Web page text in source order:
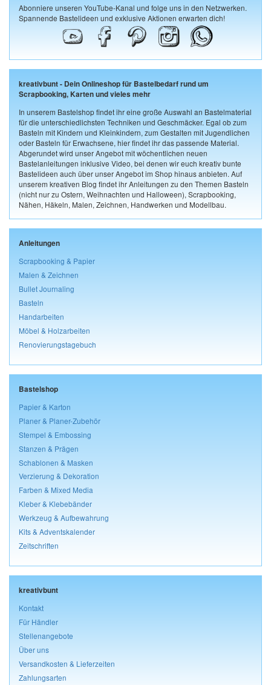
Abonniere unseren YouTube-Kanal und folge uns in den Netzwerken.
Spannende Bastelideen und exklusive Aktionen erwarten dich!
kreativbunt - Dein Onlineshop für Bastelbedarf rund um
Scrapbooking, Karten und vieles mehr
In unserem Bastelshop findet ihr eine große Auswahl an Bastelmaterial
für die unterschiedlichsten Techniken und Geschmäcker. Egal ob zum
Basteln mit Kindern und Kleinkindern, zum Gestalten mit Jugendlichen
oder Basteln für Erwachsene, hier findet ihr das passende Material.
Abgerundet wird unser Angebot mit wöchentlichen neuen
Bastelanleitungen inklusive Video, bei denen wir euch kreativ bunte
Bastelideen auch über unser Angebot im Shop hinaus anbieten. Auf
unserem kreativen Blog findet ihr Anleitungen zu den Themen Basteln
(nicht nur zu Ostern, Weihnachten und Halloween), Scrapbooking,
Nähen, Häkeln, Malen, Zeichnen, Handwerken und Modellbau.
Anleitungen
Scrapbooking & Papier
Malen & Zeichnen
Bullet Journaling
Basteln
Handarbeiten
Möbel & Holzarbeiten
Renovierungstagebuch
Bastelshop
Papier & Karton
Planer & Planer-Zubehör
Stempel & Embossing
Stanzen & Prägen
Schablonen & Masken
Verzierung & Dekoration
Farben & Mixed Media
Kleber & Klebebänder
Werkzeug & Aufbewahrung
Kits & Adventskalender
Zeitschriften
kreativbunt
Kontakt
Für Händler
Stellenangebote
Über uns
Versandkosten & Lieferzeiten
Zahlungsarten